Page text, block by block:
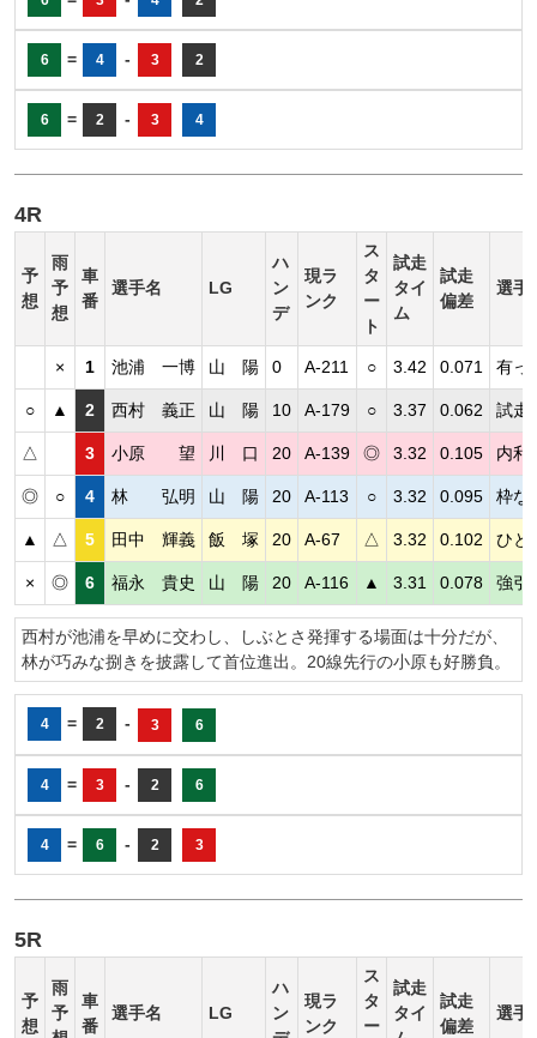
6 = 4 - 3 2
6 = 2 - 3 4
4R
予
想
雨
予
想
車
番
選手名 LG
ハ
ン
デ
現ラ
ンク
ス
タ
ー
ト
試走
タイ
ム
試走
偏差
選手
× 1 池浦 一博 山 陽 0 A-211 ○ 3.42 0.071 有っ
○ ▲ 2 西村 義正 山 陽 10 A-179 ○ 3.37 0.062 試走
△ 3 小原 望 川 口 20 A-139 ◎ 3.32 0.105 内利
◎ ○ 4 林 弘明 山 陽 20 A-113 ○ 3.32 0.095 枠な
▲ △ 5 田中 輝義 飯 塚 20 A-67 △ 3.32 0.102 ひと
× ◎ 6 福永 貴史 山 陽 20 A-116 ▲ 3.31 0.078 強引
西村が池浦を早めに交わし、しぶとさ発揮する場面は十分だが、
林が巧みな捌きを披露して首位進出。20線先行の小原も好勝負。
4 = 2 - 3 6
4 = 3 - 2 6
4 = 6 - 2 3
5R
予
想
雨
予
車
番
選手名 LG
ハ
ン
現ラ
ンク
ス
タ
ー
試走
タイ
試走
偏差
選手